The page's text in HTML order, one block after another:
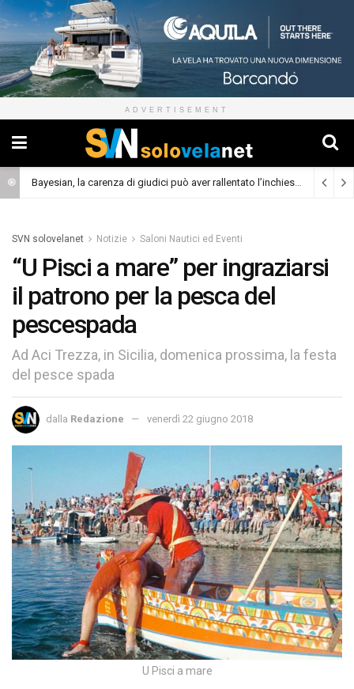
ADVERTISEMENT
Bayesian, la carenza di giudici può aver rallentato l’inchiesta (Cronaca)
SVN solovelanet Notizie Saloni Nautici ed Eventi
“U Pisci a mare” per ingraziarsi
il patrono per la pesca del
pescespada
Ad Aci Trezza, in Sicilia, domenica prossima, la festa
del pesce spada
dalla Redazione venerdì 22 giugno 2018
U Pisci a mare